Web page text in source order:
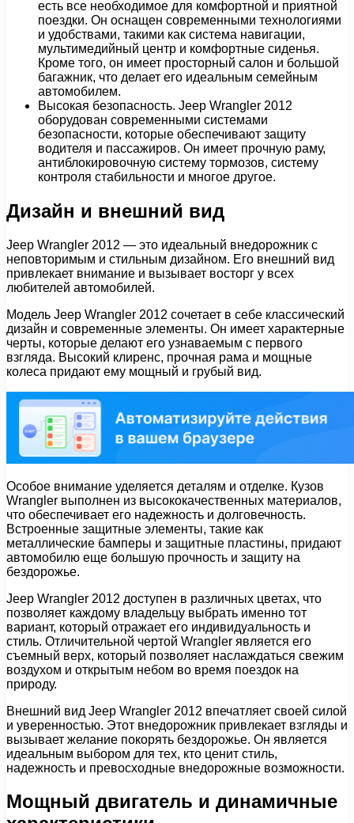
есть все необходимое для комфортной и приятной
поездки. Он оснащен современными технологиями
и удобствами, такими как система навигации,
мультимедийный центр и комфортные сиденья.
Кроме того, он имеет просторный салон и большой
багажник, что делает его идеальным семейным
автомобилем.
Высокая безопасность. Jeep Wrangler 2012
оборудован современными системами
безопасности, которые обеспечивают защиту
водителя и пассажиров. Он имеет прочную раму,
антиблокировочную систему тормозов, систему
контроля стабильности и многое другое.
Дизайн и внешний вид
Jeep Wrangler 2012 — это идеальный внедорожник с
неповторимым и стильным дизайном. Его внешний вид
привлекает внимание и вызывает восторг у всех
любителей автомобилей.
Модель Jeep Wrangler 2012 сочетает в себе классический
дизайн и современные элементы. Он имеет характерные
черты, которые делают его узнаваемым с первого
взгляда. Высокий клиренс, прочная рама и мощные
колеса придают ему мощный и грубый вид.
Особое внимание уделяется деталям и отделке. Кузов
Wrangler выполнен из высококачественных материалов,
что обеспечивает его надежность и долговечность.
Встроенные защитные элементы, такие как
металлические бамперы и защитные пластины, придают
автомобилю еще большую прочность и защиту на
бездорожье.
Jeep Wrangler 2012 доступен в различных цветах, что
позволяет каждому владельцу выбрать именно тот
вариант, который отражает его индивидуальность и
стиль. Отличительной чертой Wrangler является его
съемный верх, который позволяет наслаждаться свежим
воздухом и открытым небом во время поездок на
природу.
Внешний вид Jeep Wrangler 2012 впечатляет своей силой
и уверенностью. Этот внедорожник привлекает взгляды и
вызывает желание покорять бездорожье. Он является
идеальным выбором для тех, кто ценит стиль,
надежность и превосходные внедорожные возможности.
Мощный двигатель и динамичные